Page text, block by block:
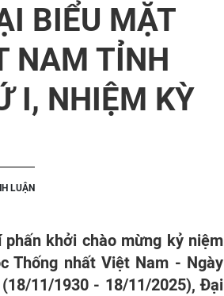
BIỂU MẶT
NAM TỈNH
I, NHIỆM KỲ
LUẬN
khởi chào mừng kỷ niệm
Thống nhất Việt Nam - Ngày
11/1930 - 18/11/2025), Đại